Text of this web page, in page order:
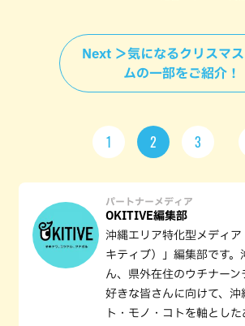
Next ＞気になるクリスマ
ムの一部をご紹介！
1 2 3
パートナーメディア
OKITIVE編集部
沖縄エリア特化型メディ
キティブ）」編集部です。
ん、県外在住のウチナーン
好きな皆さんに向けて、沖
ト・モノ・コトを軸とし